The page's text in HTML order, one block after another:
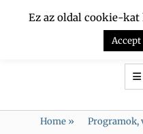
DUNA-RÉGIÓ KULTURÁLIS
Home » Programok,
Ez az oldal cookie-kat
Accept